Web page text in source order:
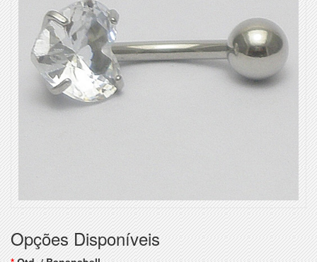
Opções Disponíveis